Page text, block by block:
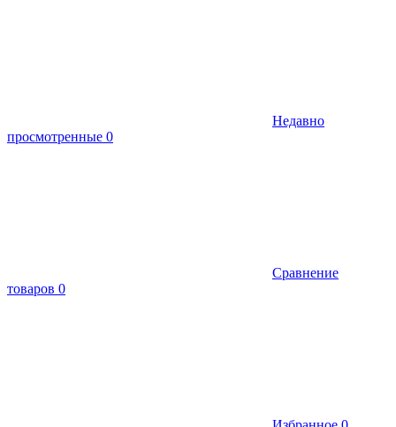
Недавно
просмотренные 0
Сравнение
товаров 0